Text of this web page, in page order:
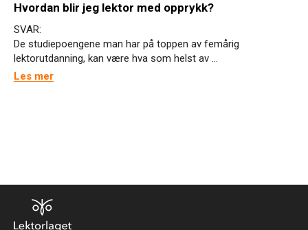
Hvordan blir jeg lektor med opprykk?
SVAR:
De studiepoengene man har på toppen av femårig
lektorutdanning, kan være hva som helst av ...
Les mer